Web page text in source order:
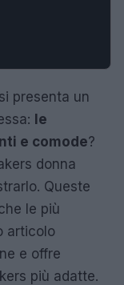
presenta un
le
e comode?
donna
Queste
le più
articolo
e offre
più adatte.